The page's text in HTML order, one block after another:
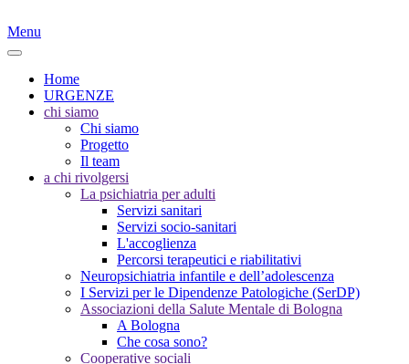
Menu
Home
URGENZE
chi siamo
Chi siamo
Progetto
Il team
a chi rivolgersi
La psichiatria per adulti
Servizi sanitari
Servizi socio-sanitari
L'accoglienza
Percorsi terapeutici e riabilitativi
Neuropsichiatria infantile e dell’adolescenza
I Servizi per le Dipendenze Patologiche (SerDP)
Associazioni della Salute Mentale di Bologna
A Bologna
Che cosa sono?
Cooperative sociali